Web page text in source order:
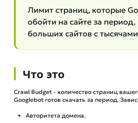
Лимит страниц, которые
обойти на сайте за
больших сайтов с
Что это
Crawl Budget - количество страниц
Googlebot готов скачать за период.
Авторитета домена.